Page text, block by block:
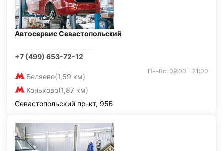
Автосервис Севастопольский
+7 (499) 653-72-12
Беляево(1,59 км)
Коньково(1,87 км)
Пн-Вс: 09:00 - 21:00
Севастопольский пр-кт, 95Б